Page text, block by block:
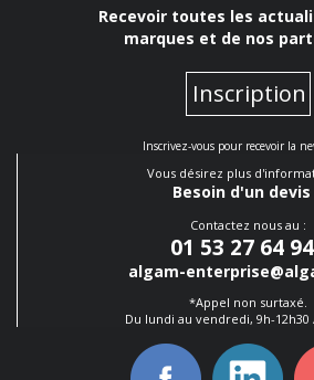
Recevoir toutes les
marques et de nos
Inscription
Inscrivez-vous pour recevoir la
Vous désirez plus
Besoin d'un devis
Contactez nous au :
01 53 27 64 94
algam-
*Appel non surtaxé.
Du lundi au vendredi, 9h-12h30